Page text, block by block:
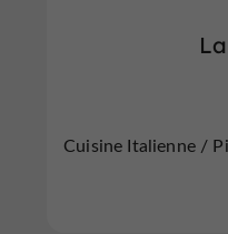
Cuisine Italienne /